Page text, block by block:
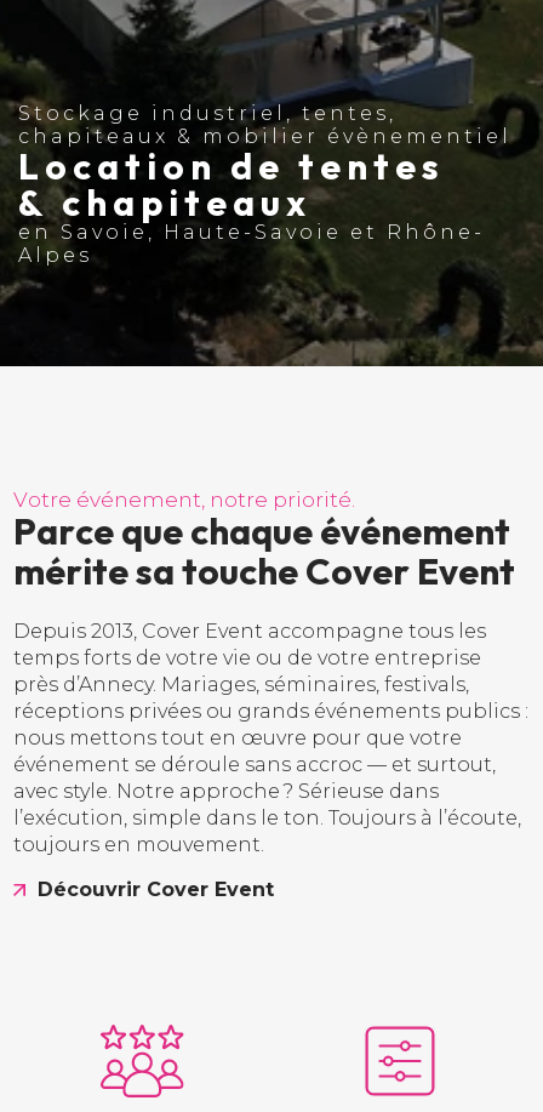
Stockage industriel, tentes,
chapiteaux & mobilier évènementiel
Location de tentes
& chapiteaux
en Savoie, Haute-Savoie et Rhône-
Alpes
Votre événement, notre priorité.
Parcequechaqueévénement
méritesatoucheCover Event
Depuis 2013, Cover Event accompagne tous les
temps forts de votre vie ou de votre entreprise
près d’Annecy. Mariages, séminaires, festivals,
réceptions privées ou grands événements publics :
nous mettons tout en œuvre pour que votre
événement se déroule sans accroc — et surtout,
avec style. Notre approche ? Sérieuse dans
l’exécution, simple dans le ton. Toujours à l’écoute,
toujours en mouvement.
Découvrir Cover Event